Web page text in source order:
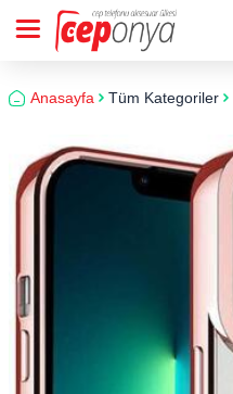
Anasayfa Tüm Kategoriler